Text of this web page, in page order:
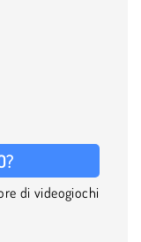
di videogiochi